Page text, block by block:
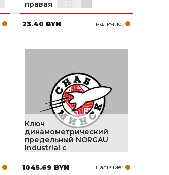
правая
23.40 BYN наличие:
Ключ
динамометрический
предельный NORGAU
Industrial с
1045.69 BYN наличие: